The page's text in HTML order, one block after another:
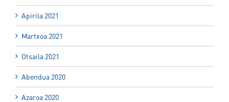
Apirila 2021
Martxoa 2021
Otsaila 2021
Abendua 2020
Azaroa 2020